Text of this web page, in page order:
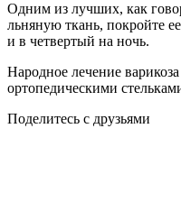
Одним из лучших, как
льняную ткань, покройте
и в четвертый на ночь.
Народное лечение
ортопедическими
Поделитесь с друзьями